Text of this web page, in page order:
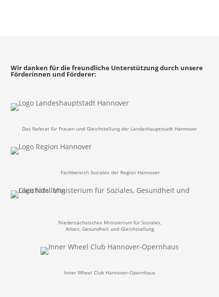
Wir danken für die freundliche Unterstützung durch unsere
Förderinnen und Förderer:
Das Referat für Frauen und Gleichstellung der Landeshauptstadt Hannover
Fachbereich Soziales der Region Hannover
Niedersächsisches Ministerium für Soziales,
Arbeit, Gesundheit und Gleichstellung
Inner Wheel Club Hannover-Opernhaus